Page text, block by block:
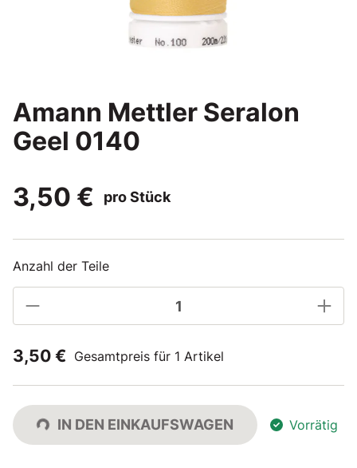
Amann Mettler Seralon
Geel 0140
3,50 €
pro Stück
Anzahl der Teile
3,50 € Gesamtpreis für 1 Artikel
IN DEN EINKAUFSWAGEN Vorrätig